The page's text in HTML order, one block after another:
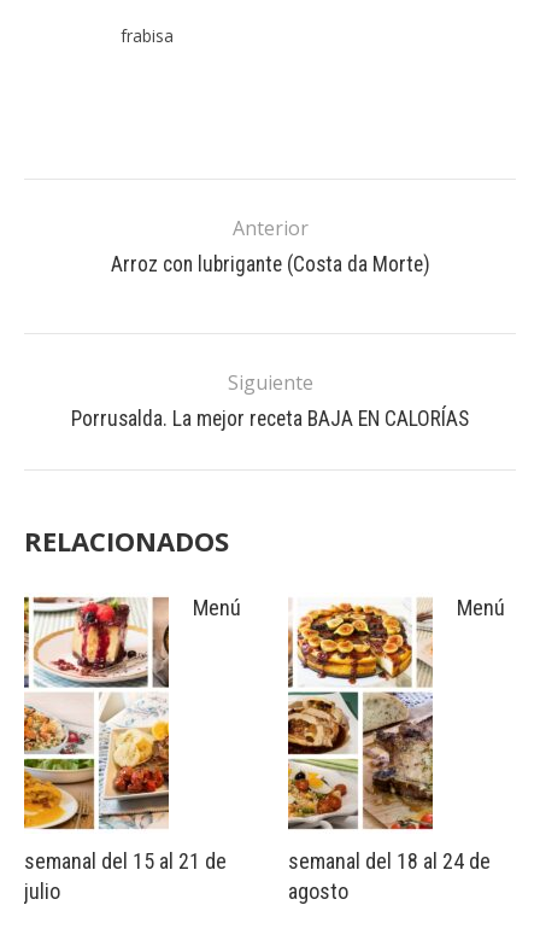
frabisa
Anterior
Arroz con lubrigante (Costa da Morte)
Siguiente
Porrusalda. La mejor receta BAJA EN CALORÍAS
RELACIONADOS
Menú
semanal del 15 al 21 de
julio
Menú
semanal del 18 al 24 de
agosto